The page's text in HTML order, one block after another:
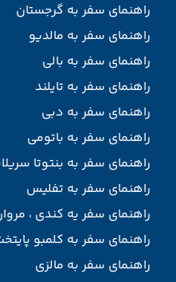
راهنمای سفر به گرجستان
راهنمای سفر به مالدیو
راهنمای سفر به بالی
راهنمای سفر به تایلند
راهنمای سفر به دبی
راهنمای سفر به باتومی
راهنمای سفر به بنتوتا
راهنمای سفر به تفلیس
راهنمای سفر یه کندی ،
راهنمای سفر به کلمبو
راهنمای سفر به مالزی